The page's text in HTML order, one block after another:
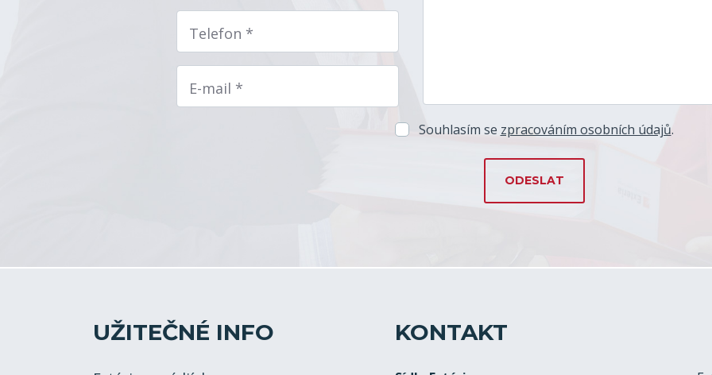
Telefon *
E-mail *
Souhlasím se zpracováním osobních údajů.
UŽITEČNÉ INFO KONTAKT